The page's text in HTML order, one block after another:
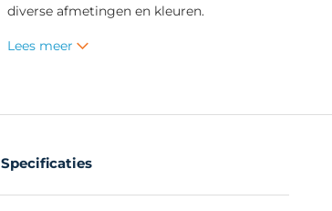
diverse afmetingen en kleuren.
Lees meer
Specificaties